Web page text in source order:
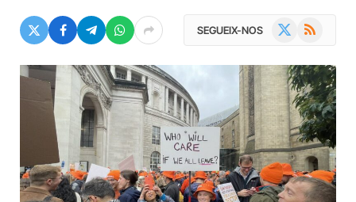
SEGUEIX-NOS RSS